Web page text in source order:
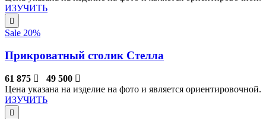
ИЗУЧИТЬ
Sale 20%
Прикроватный столик Стелла
61 875
49 500
Цена указана на изделие на фото и является ориентировочной.
ИЗУЧИТЬ